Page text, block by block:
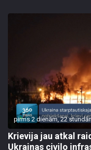
pirms 2 dienām, 22
Krievija jau atkal
Ukrainas civilo